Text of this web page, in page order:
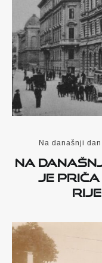
Na današnji dan
Na
je priča